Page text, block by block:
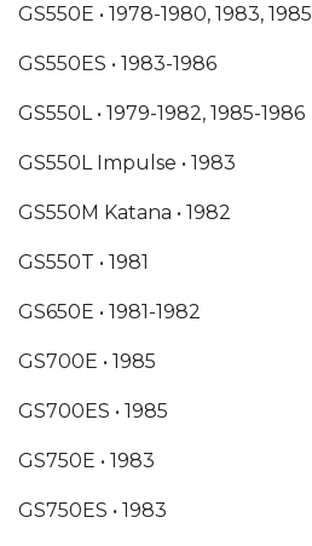
GS550E • 1978-1980, 1983, 1985
GS550ES • 1983-1986
GS550L • 1979-1982, 1985-1986
GS550L Impulse • 1983
GS550M Katana • 1982
GS550T • 1981
GS650E • 1981-1982
GS700E • 1985
GS700ES • 1985
GS750E • 1983
GS750ES • 1983